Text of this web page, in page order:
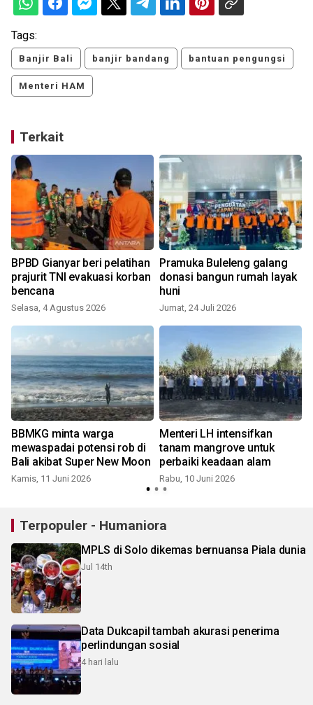
Tags:
Banjir Bali banjir bandang bantuan pengungsi
Menteri HAM
Terkait
BPBD Gianyar beri pelatihan
prajurit TNI evakuasi korban
bencana
Selasa, 4 Agustus 2026
Pramuka Buleleng galang
donasi bangun rumah layak
huni
Jumat, 24 Juli 2026
BBMKG minta warga
mewaspadai potensi rob di
Bali akibat Super New Moon
Kamis, 11 Juni 2026
Menteri LH intensifkan
tanam mangrove untuk
perbaiki keadaan alam
Rabu, 10 Juni 2026
Terpopuler - Humaniora
MPLS di Solo dikemas bernuansa Piala dunia
Jul 14th
Data Dukcapil tambah akurasi penerima
perlindungan sosial
4 hari lalu